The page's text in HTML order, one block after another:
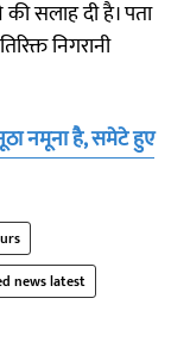
सलाह दी है। पता
निगरानी
नमूना है, समेटे हुए
news latest